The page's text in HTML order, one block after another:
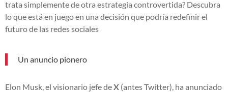
trata simplemente de otra estrategia controvertida? Descubra
lo que está en juego en una decisión que podría redefinir el
futuro de las redes sociales
Un anuncio pionero
Elon Musk, el visionario jefe deX (antes Twitter), ha anunciado